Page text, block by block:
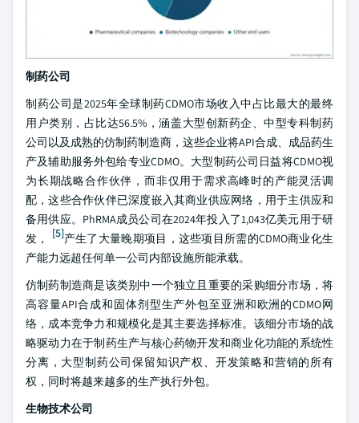
制药公司
制药公司是2025年全球制药CDMO市场收入中占比最大的最终
用户类别，占比达56.5%，涵盖大型创新药企、中型专科制药
公司以及成熟的仿制药制造商，这些企业将API合成、成品药生
产及辅助服务外包给专业CDMO。大型制药公司日益将CDMO视
为长期战略合作伙伴，而非仅用于需求高峰时的产能灵活调
配，这些合作伙伴已深度嵌入其商业供应网络，用于主供应和
备用供应。PhRMA成员公司在2024年投入了1,043亿美元用于研
发，
[5]产生了大量晚期项目，这些项目所需的CDMO商业化生
产能力远超任何单一公司内部设施所能承载。
仿制药制造商是该类别中一个独立且重要的采购细分市场，将
高容量API合成和固体剂型生产外包至亚洲和欧洲的CDMO网
络，成本竞争力和规模化是其主要选择标准。该细分市场的战
略驱动力在于制药生产与核心药物开发和商业化功能的系统性
分离，大型制药公司保留知识产权、开发策略和营销的所有
权，同时将越来越多的生产执行外包。
生物技术公司